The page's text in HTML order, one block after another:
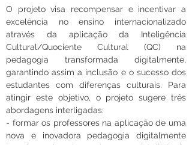
O projeto visa recompensar e incentivar a
excelência no ensino internacionalizado
através da aplicação da Inteligência
Cultural/Quociente Cultural (QC) na
pedagogia transformada digitalmente,
garantindo assim a inclusão e o sucesso dos
estudantes com diferenças culturais. Para
atingir este objetivo, o projeto sugere três
abordagens interligadas:
- formar os professores na aplicação de uma
nova e inovadora pedagogia digitalmente